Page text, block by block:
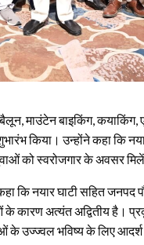
माउंटेन बाइकिंग, कयाकिंग,
किया। उन्होंने कहा कि
को स्वरोजगार के अवसर
कि नयार घाटी सहित जनपद
कारण अत्यंत अद्वितीय है।
के उज्ज्वल भविष्य के लिए